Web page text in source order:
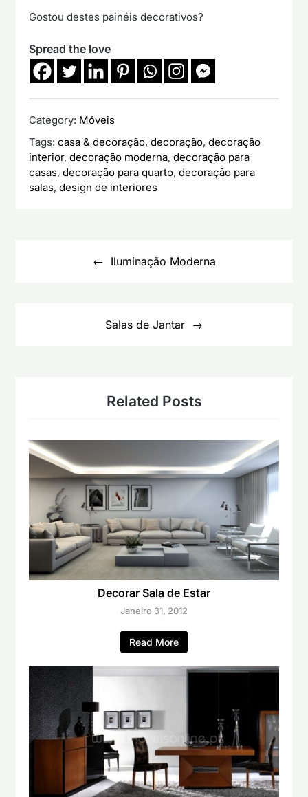
Gostou destes painéis decorativos?
Spread the love
Category: Móveis
Tags:casa & decoração,decoração,decoração
interior,decoração moderna,decoração para
casas,decoração para quarto,decoração para
salas,design de interiores
Iluminação Moderna
Salas de Jantar
Related Posts
Decorar Sala de Estar
Janeiro 31, 2012
Read More